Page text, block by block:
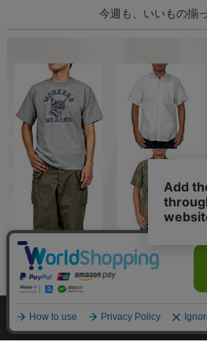
今週も、いいもの揃
個人情報の取り扱いについて 特定商取引法に関